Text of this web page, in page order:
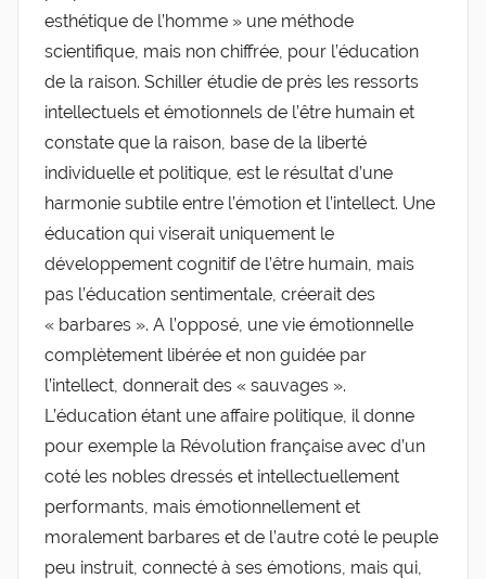
esthétique de l’homme » une méthode
scientifique, mais non chiffrée, pour l’éducation
de la raison. Schiller étudie de près les ressorts
intellectuels et émotionnels de l’être humain et
constate que la raison, base de la liberté
individuelle et politique, est le résultat d’une
harmonie subtile entre l’émotion et l’intellect. Une
éducation qui viserait uniquement le
développement cognitif de l’être humain, mais
pas l’éducation sentimentale, créerait des
« barbares ». A l’opposé, une vie émotionnelle
complètement libérée et non guidée par
l’intellect, donnerait des « sauvages ».
L’éducation étant une affaire politique, il donne
pour exemple la Révolution française avec d’un
coté les nobles dressés et intellectuellement
performants, mais émotionnellement et
moralement barbares et de l’autre coté le peuple
peu instruit, connecté à ses émotions, mais qui,